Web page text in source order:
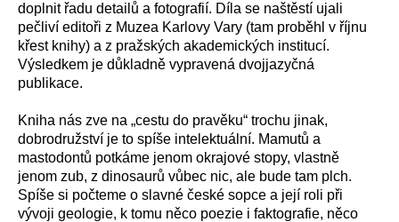
doplnit řadu detailů a fotografií. Díla se naštěstí ujali
pečliví editoři z Muzea Karlovy Vary (tam proběhl v říjnu
křest knihy) a z pražských akademických institucí.
Výsledkem je důkladně vypravená dvojjazyčná
publikace.
Kniha nás zve na „cestu do pravěku“ trochu jinak,
dobrodružství je to spíše intelektuální. Mamutů a
mastodontů potkáme jenom okrajové stopy, vlastně
jenom zub, z dinosaurů vůbec nic, ale bude tam plch.
Spíše si počteme o slavné české sopce a její roli při
vývoji geologie, k tomu něco poezie i faktografie, něco